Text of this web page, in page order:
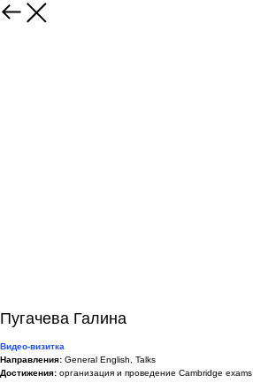
Пугачева Галина
Видео-визитка
Направления: General English, Talks
Достижения: организация и проведение Cambridge exams